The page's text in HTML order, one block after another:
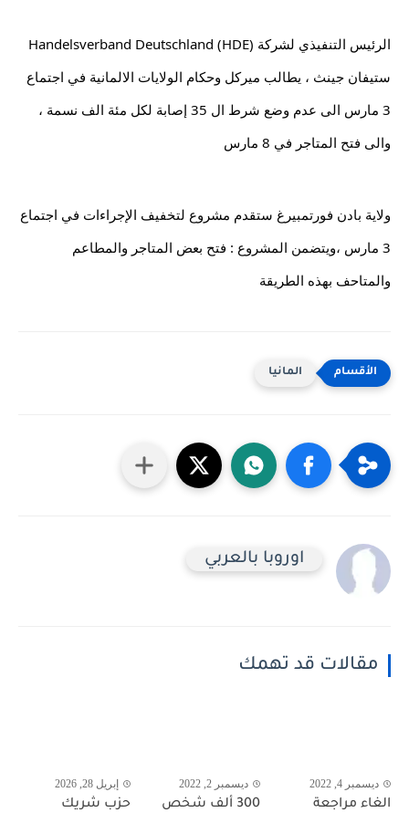
والى فتح المتاجر في 8 مارس
والمتاحف بهذه الطريقة
المانيا
اوروبا بالعربي
مقالات قد تهمك
ديسمبر 4, 2022
الغاء مراجعة
ديسمبر 2, 2022
300 ألف شخص
إبريل 28, 2026
حزب شريك